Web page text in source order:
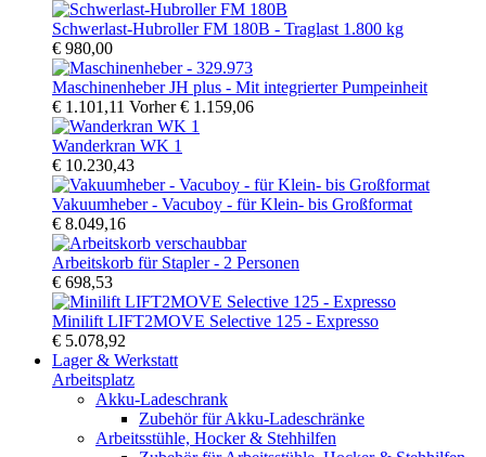
Schwerlast-Hubroller FM 180B - Traglast 1.800 kg
€ 980,00
Maschinenheber JH plus - Mit integrierter Pumpeinheit
€ 1.101,11 Vorher€ 1.159,06
Wanderkran WK 1
€ 10.230,43
Vakuumheber - Vacuboy - für Klein- bis Großformat
€ 8.049,16
Arbeitskorb für Stapler - 2 Personen
€ 698,53
Minilift LIFT2MOVE Selective 125 - Expresso
€ 5.078,92
Lager & Werkstatt
Arbeitsplatz
Akku-Ladeschrank
Zubehör für Akku-Ladeschränke
Arbeitsstühle, Hocker & Stehhilfen